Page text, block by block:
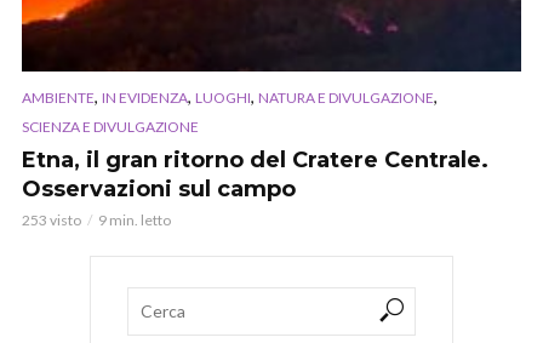
AMBIENTE, IN EVIDENZA, LUOGHI, NATURA E DIVULGAZIONE,
SCIENZA E DIVULGAZIONE
Etna, il gran ritorno del Cratere Centrale.
Osservazioni sul campo
253 visto 9 min. letto